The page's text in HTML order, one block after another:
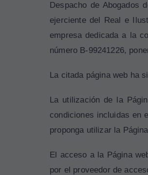
Despacho de Abogados
ejerciente del Real e
empresa dedicada a la
número B-99241226,
La citada página web ha
La utilización de la
condiciones incluidas en
proponga utilizar la
El acceso a la Página
por el proveedor de